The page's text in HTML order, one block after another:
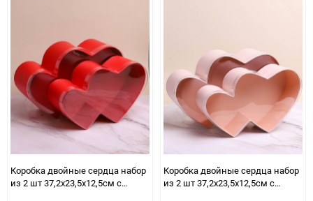
Коробка двойные сердца набор
из 2 шт 37,2x23,5x12,5см с
Коробка двойные сердца набор
из 2 шт 37,2x23,5x12,5см с